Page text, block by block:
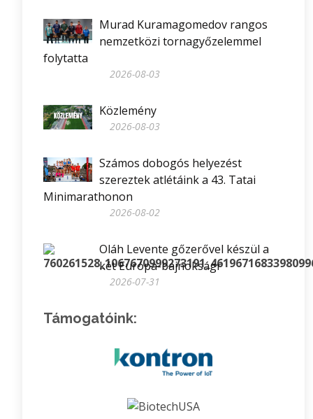
Murad Kuramagomedov rangos
nemzetközi tornagyőzelemmel
folytatta
2026-08-03
Közlemény
2026-08-03
Számos dobogós helyezést
szereztek atlétáink a 43. Tatai
Minimarathonon
2026-08-02
Oláh Levente gőzerővel készül a
két Európa-bajnokságr
2026-07-31
Támogatóink: